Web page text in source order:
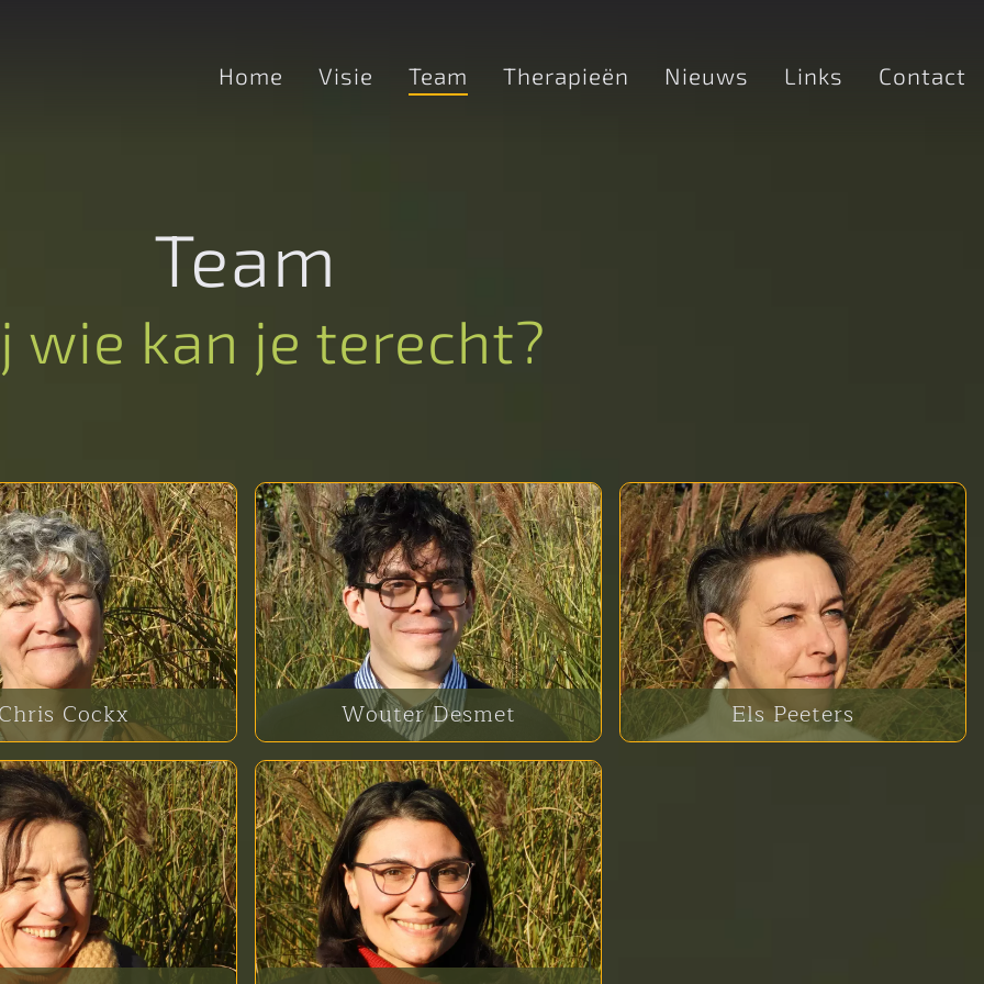
Home Visie Team Therapieën Nieuws Links Contact
Team
wie kan je terecht?
Cockx Wouter Desmet Els Peeters